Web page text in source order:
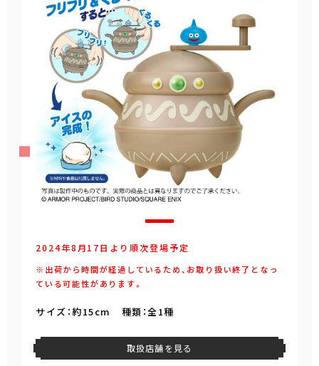
2024年8月17日より順次登場予定
※出荷から時間が経過しているため、お取り扱い終了となっ
ている可能性があります。
サイズ：約15cm 種類：全1種
取扱店舗を見る